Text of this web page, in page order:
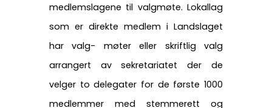
medlemslagene til valgmøte. Lokallag
som er direkte medlem i Landslaget
har valg- møter eller skriftlig valg
arrangert av sekretariatet der de
velger to delegater for de første 1000
medlemmer med stemmerett og